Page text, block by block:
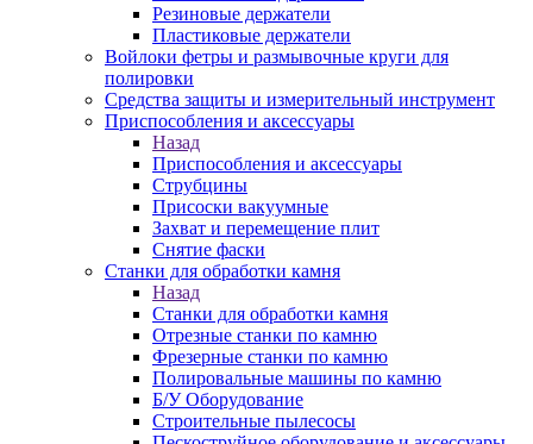
Резиновые держатели
Пластиковые держатели
Войлоки фетры и размывочные круги для
полировки
Средства защиты и измерительный инструмент
Приспособления и аксессуары
Назад
Приспособления и аксессуары
Струбцины
Присоски вакуумные
Захват и перемещение плит
Снятие фаски
Станки для обработки камня
Назад
Станки для обработки камня
Отрезные станки по камню
Фрезерные станки по камню
Полировальные машины по камню
Б/У Оборудование
Строительные пылесосы